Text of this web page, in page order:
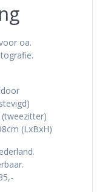
oa.
(LxBxH)